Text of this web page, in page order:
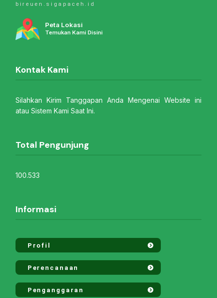
bireuen.sigapaceh.id
Peta Lokasi
Temukan Kami Disini
Kontak Kami
Silahkan Kirim Tanggapan Anda Mengenai Website ini
atau Sistem Kami Saat Ini.
Total Pengunjung
100.533
Informasi
Profil
Perencanaan
Penganggaran